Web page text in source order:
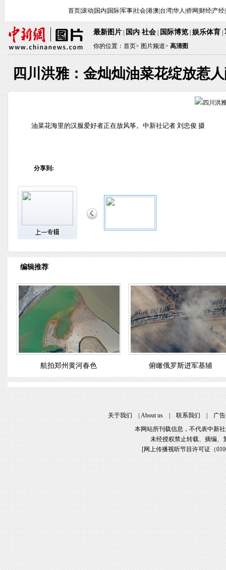
首页|滚动 国内 国际|军事|社会|港澳 台湾|华人 侨网 财经| 产经|
最新图片 | 国内·社会 | 国际博览 | 娱乐体育 |
你的位置：首页> 图片频道> 高清图
四川洪雅：金灿灿油菜花绽放惹
油菜花海里的汉服爱好者正在放风筝。中新社记者 刘忠俊 摄
分享到:
编辑推荐
航拍郑州黄河春色 俯瞰俄罗斯进军基辅
关于我们 | About u | 联系我们 | 广
本网站所刊载信息，不代表中新
未经授权禁止转载、摘编、
[网上传播视听节目许可证（